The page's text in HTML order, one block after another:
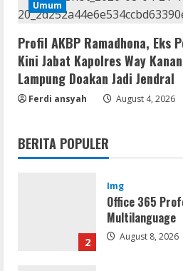
Umum
Profil AKBP Ramadhona, Eks
Kini Jabat Kapolres Way
Lampung Doakan Jadi Jendral
Ferdi ansyah August 4, 2026
BERITA POPULER
5
GraphPad
August 8, 2026
1
Resettools
Nik Collection
2
Img
Office 365
Multilanguage
August 8, 2026